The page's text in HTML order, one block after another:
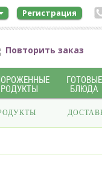
Регистрация
Повторить заказ
ГОТОВЫЕ
БЛЮДА